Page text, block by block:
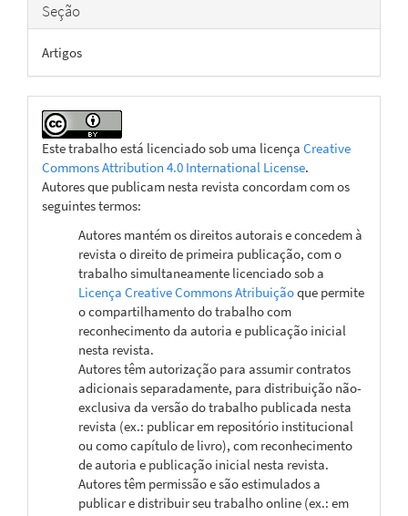
Seção
Artigos
Este trabalho está licenciado sob uma licença Creative
Commons Attribution 4.0 International License.
Autores que publicam nesta revista concordam com os
seguintes termos:
Autores mantém os direitos autorais e concedem à
revista o direito de primeira publicação, com o
trabalho simultaneamente licenciado sob a
Licença Creative Commons Atribuiçãoque permite
o compartilhamento do trabalho com
reconhecimento da autoria e publicação inicial
nesta revista.
Autores têm autorização para assumir contratos
adicionais separadamente, para distribuição não-
exclusiva da versão do trabalho publicada nesta
revista (ex.: publicar em repositório institucional
ou como capítulo de livro), com reconhecimento
de autoria e publicação inicial nesta revista.
Autores têm permissão e são estimulados a
publicar e distribuir seu trabalho online (ex.: em